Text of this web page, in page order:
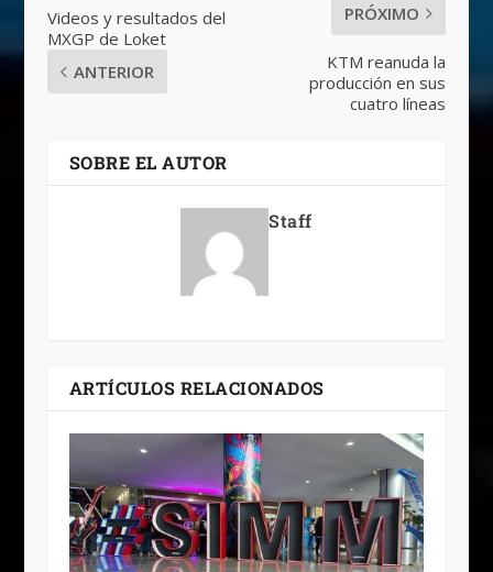
Videos y resultados del
MXGP de Loket
ANTERIOR
PRÓXIMO
KTM reanuda la
producción en sus
cuatro líneas
SOBRE EL AUTOR
Staff
ARTÍCULOS RELACIONADOS